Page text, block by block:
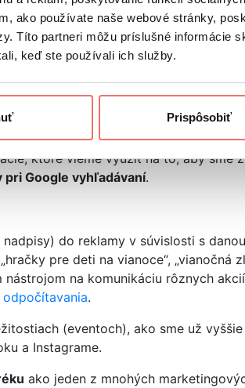
ako používate naše webové stránky,
Títo partneri môžu príslušné informácie
keď ste používali ich služby.
Prispôsobiť
nimi osloviť a zaujať relevantné
pri väčšine klientov
u relevantného publika.
ktoré vieme využiť na to, aby sme
Google vyhľadávaní.
do reklamy v súvislosti s
pre deti na vianoce“, „vianočná
nástrojom na komunikáciu rôznych
odpočítavania.
(eventoch), ako sme už
a Instagrame.
ako jeden z mnohých